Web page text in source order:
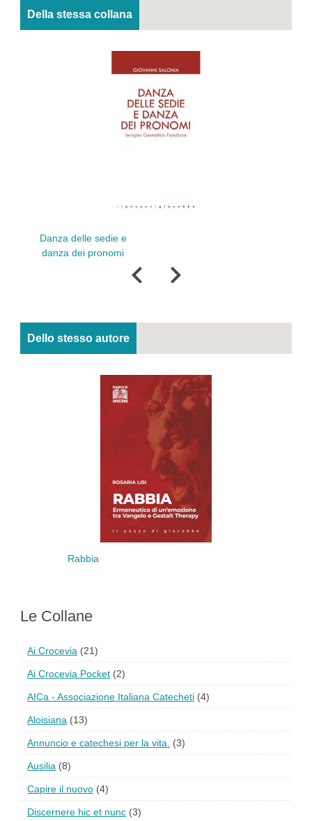
Della stessa collana
Danza delle sedie e
danza dei pronomi
Dello stesso autore
Rabbia
Le Collane
Ai Crocevia (21)
Ai Crocevia Pocket (2)
AICa - Associazione Italiana Catecheti (4)
Aloisiana (13)
Annuncio e catechesi per la vita. (3)
Ausilia (8)
Capire il nuovo (4)
Discernere hic et nunc (3)